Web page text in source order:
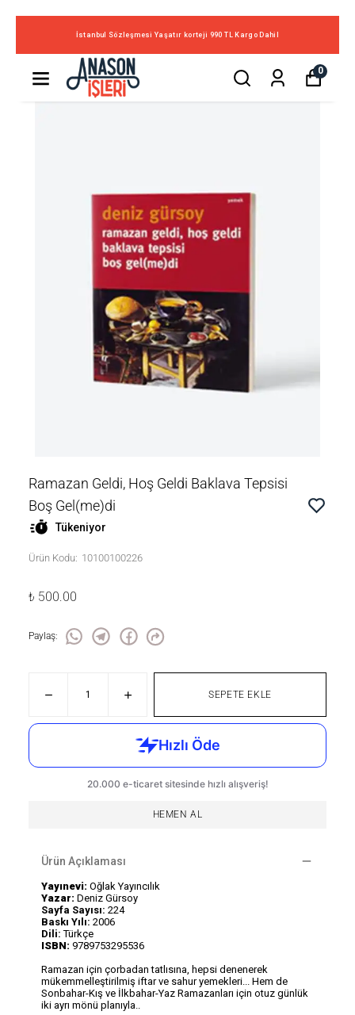
İstanbul Sözleşmesi Yaşatır korteji 990 TL Kargo Dahil
0
Ramazan Geldi, Hoş Geldi Baklava Tepsisi
Boş Gel(me)di
Tükeniyor
Ürün Kodu: 10100100226
₺ 500.00
Paylaş:
SEPETE EKLE
HEMEN AL
Ürün Açıklaması
Yayınevi: Oğlak Yayıncılık
Yazar: Deniz Gürsoy
Sayfa Sayısı: 224
Baskı Yılı: 2006
Dili:Türkçe
ISBN: 9789753295536
Ramazan için çorbadan tatlısına, hepsi denenerek
mükemmelleştirilmiş iftar ve sahur yemekleri... Hem de
Sonbahar-Kış ve İlkbahar-Yaz Ramazanları için otuz günlük
iki ayrı mönü planıyla..